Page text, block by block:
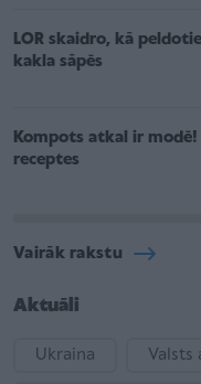
LOR skaidro, kā
kakla sāpēs
Kompots atkal ir modē!
receptes
Vairāk rakstu
Aktuāli
Ukraina Valsts